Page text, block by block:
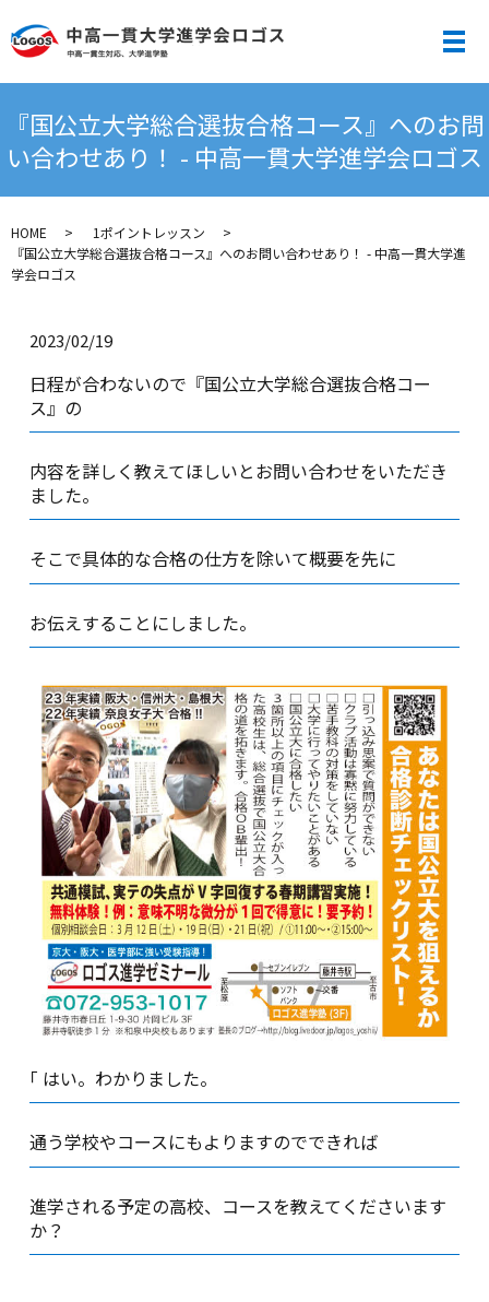
メ
『国公立大学総合選抜合格コース』へのお問
い合わせあり！ - 中高一貫大学進学会ロゴス
HOME
1ポイントレッスン
『国公立大学総合選抜合格コース』へのお問い合わせあり！ - 中高一貫大学進
学会ロゴス
2023/02/19
日程が合わないので『国公立大学総合選抜合格コー
ス』の
内容を詳しく教えてほしいとお問い合わせをいただき
ました。
そこで具体的な合格の仕方を除いて概要を先に
お伝えすることにしました。
｢ はい。わかりました。
通う学校やコースにもよりますのでできれば
進学される予定の高校、コースを教えてくださいます
か？